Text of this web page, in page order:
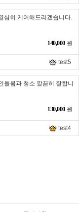
심히 케어해드리겠습니다.
140,000 원
test5
돌봄과 청소 깔끔히 잘합니
130,000 원
test4